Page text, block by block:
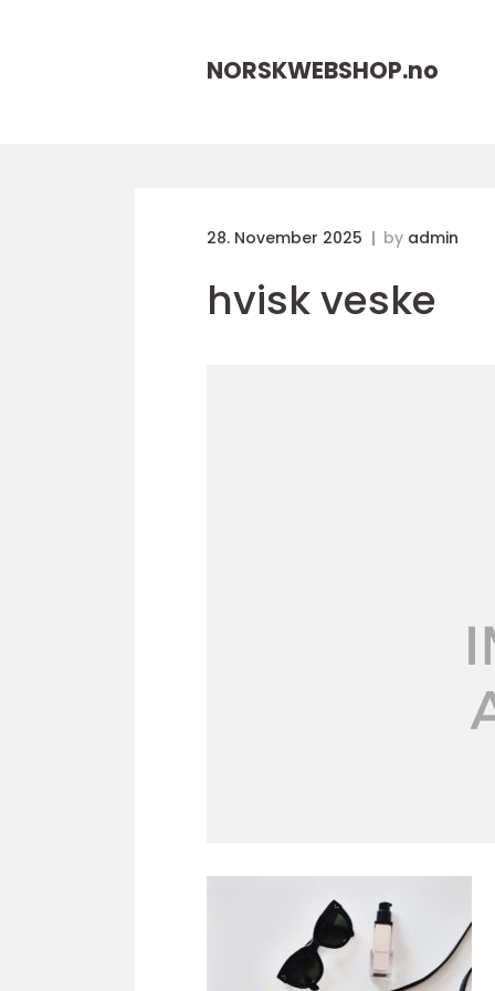
NORSKWEBSHOP.no
28. November 2025 by admin
hvisk veske